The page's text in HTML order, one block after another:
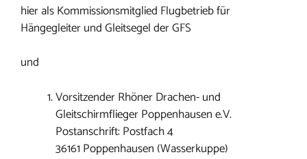
hier als Kommissionsmitglied Flugbetrieb für
Hängegleiter und Gleitsegel der GFS
und
Vorsitzender Rhöner Drachen- und
Gleitschirmflieger Poppenhausen e.V.
Postanschrift: Postfach 4
36161 Poppenhausen (Wasserkuppe)